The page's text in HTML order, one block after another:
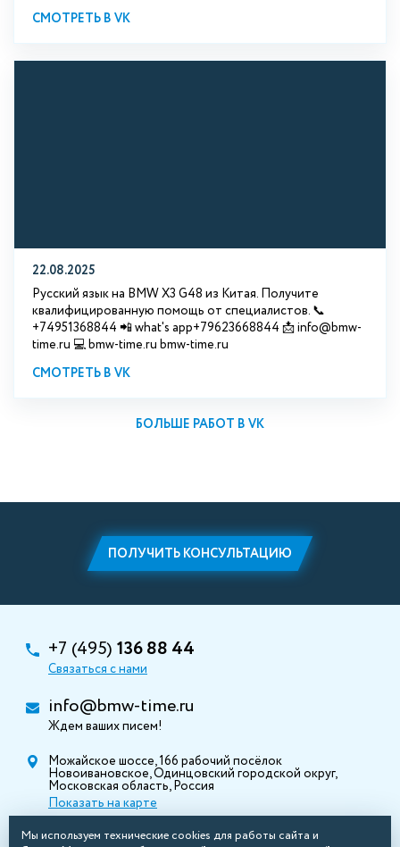
СМОТРЕТЬ В VK
22.08.2025
Русский язык на BMW X3 G48 из Китая. Получите
квалифицированную помощь от специалистов. 📞
+74951368844 📲 what's app+79623668844 📩 info@bmw-
time.ru 💻 bmw-time.ru bmw-time.ru
СМОТРЕТЬ В VK
БОЛЬШЕ РАБОТ В VK
ПОЛУЧИТЬ КОНСУЛЬТАЦИЮ
+7 (495) 136 88 44
Связаться с нами
info@bmw-time.ru
Ждем ваших писем!
Можайское шоссе, 166 рабочий посёлок
Новоивановское, Одинцовский городской округ,
Московская область, Россия
Показать на карте
Мы используем технические cookies для работы сайта и